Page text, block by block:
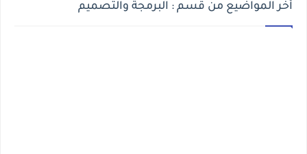
أخر المواضيع من قسم : البرمجة والتصميم